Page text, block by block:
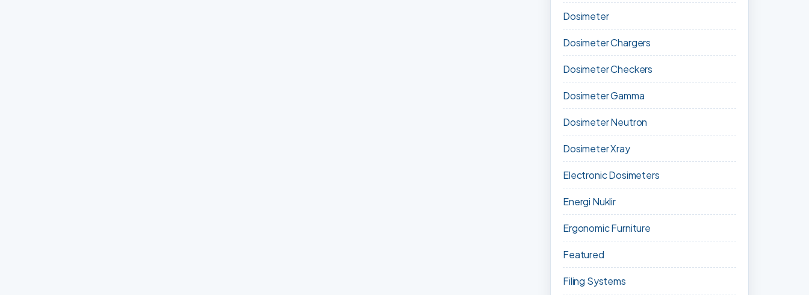
Dosimeter
Dosimeter Chargers
Dosimeter Checkers
Dosimeter Gamma
Dosimeter Neutron
Dosimeter Xray
Electronic Dosimeters
Energi Nuklir
Ergonomic Furniture
Featured
Filing Systems